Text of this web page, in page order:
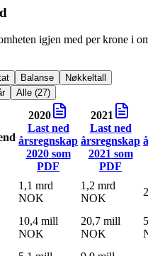
igjen med per krone i
Balanse
Nøkkeltall
Alle (27)
2020
Last ned
årsregnskap
2020som
PDF
2021
Last ned
årsregnskap
2021 som
PDF
1,1 mrd
NOK
1,2 mrd
NOK
10,4 mill
NOK
20,7 mill
NOK